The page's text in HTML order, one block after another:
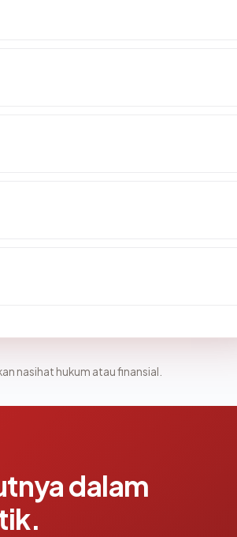
nasihat hukum atau finansial.
dalam